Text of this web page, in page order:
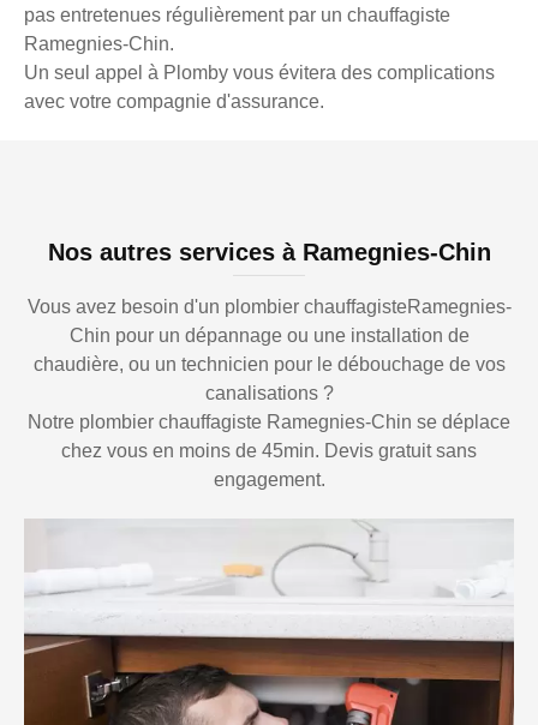
pas entretenues régulièrement par un chauffagiste
Ramegnies-Chin.
Un seul appel à Plomby vous évitera des complications
avec votre compagnie d'assurance.
Nos autres services à Ramegnies-Chin
Vous avez besoin d'un plombier chauffagisteRamegnies-
Chin pour un dépannage ou une installation de
chaudière, ou un technicien pour le débouchage de vos
canalisations ?
Notre plombier chauffagiste Ramegnies-Chin se déplace
chez vous en moins de 45min. Devis gratuit sans
engagement.